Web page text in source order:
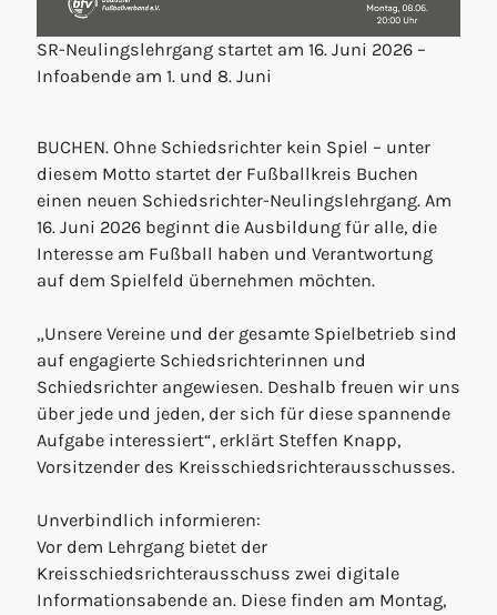
SR-Neulingslehrgang startet am 16. Juni 2026 –
Infoabende am 1. und 8. Juni
BUCHEN. Ohne Schiedsrichter kein Spiel – unter
diesem Motto startet der Fußballkreis Buchen
einen neuen Schiedsrichter-Neulingslehrgang. Am
16. Juni 2026 beginnt die Ausbildung für alle, die
Interesse am Fußball haben und Verantwortung
auf dem Spielfeld übernehmen möchten.
„Unsere Vereine und der gesamte Spielbetrieb sind
auf engagierte Schiedsrichterinnen und
Schiedsrichter angewiesen. Deshalb freuen wir uns
über jede und jeden, der sich für diese spannende
Aufgabe interessiert“, erklärt Steffen Knapp,
Vorsitzender des Kreisschiedsrichterausschusses.
Unverbindlich informieren:
Vor dem Lehrgang bietet der
Kreisschiedsrichterausschuss zwei digitale
Informationsabende an. Diese finden am Montag,